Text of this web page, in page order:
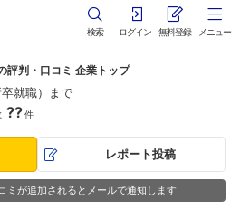
検索 ログイン 無料登録 メニュー
評判・口コミ 企業トップ
就職）まで
??件
レポート投稿
ミが追加されるとメールで通知します